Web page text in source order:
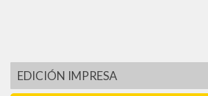
EDICIÓN IMPRESA